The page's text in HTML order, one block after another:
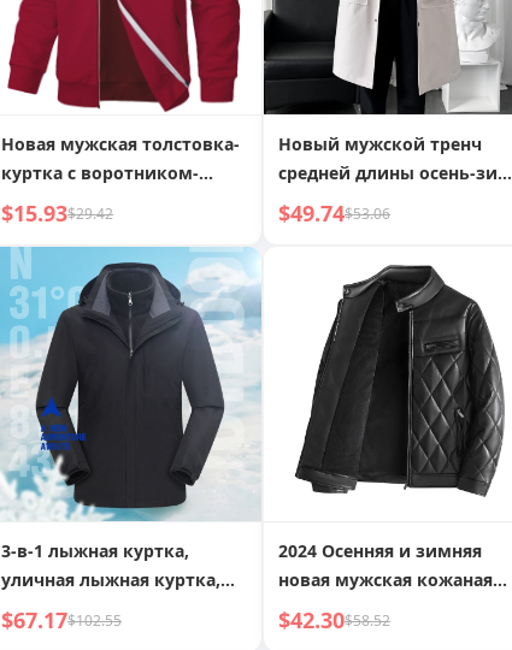
Новая мужская толстовка-
куртка с воротником-
стойкой и молнией,
мужская повседневная
жаккардовая толстовка на
молнии
$15.93$29.42
Новый мужской тренч
средней длины осень-зима
2022, элегантный, выше
колена, в стиле зрелого
$49.74$53.06
3-в-1 лыжная куртка,
уличная лыжная куртка,
унисекс, 3-в-1 съемная
осенне-зимняя куртка,
$67.17$102.55
2024 Осенняя и зимняя
новая мужская кожаная
куртка, утолщенная
кожаная куртка из
$42.30$58.52